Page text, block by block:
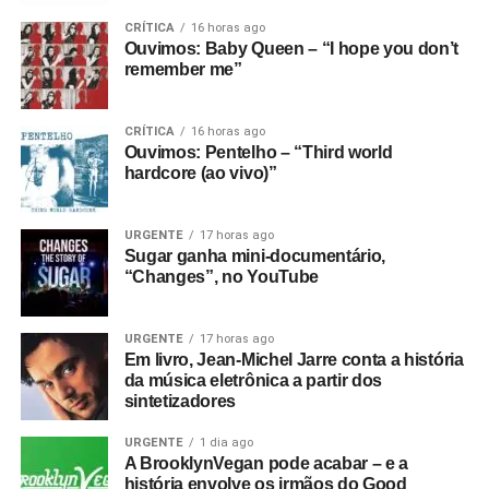
parte do disco, é um primor de poesia e contemplação:
“quando você vai brincar / onde os pássaros mais doces
choram? / estou vendo, não sonhando / estou vendo, não
sonhando agora”.
Ouvimos: Equipe de Foot –
Não é escapismo, já que parece um doce encontro com a
realidade. E que surge também na viagem sonora
fantasmagórica deEndless deathless, no quase trip hop +
shoegaze de
Silver(cuja letra absolutamente psicodélica
diz: “luzes prateadas dançando ao redor do seu rosto /
não consigo acompanhar o ritmo”) e no dream pop
tranquilo de
Dreamer. Já a faixa-título é quase hi-NRG,
dançante, com início eletronificado e synthpopizado, só
que tudo bastante sonhador e psicodélico – encerrando
com uma rajada de microfonia daquelas.
CRÍTICA 16 horas ago
Ouvimos: Baby Queen – “I hope you don’t
remember me”
CRÍTICA 16 horas ago
Ouvimos: Pentelho – “Third world
hardcore (ao vivo)”
URGENTE 17 horas ago
Sugar ganha mini-documentário,
“Changes”, no YouTube
URGENTE 17 horas ago
Em livro, Jean-Michel Jarre conta a história
da música eletrônica a partir dos
sintetizadores
URGENTE 1 dia ago
A BrooklynVegan pode acabar – e a
história envolve os irmãos do Good